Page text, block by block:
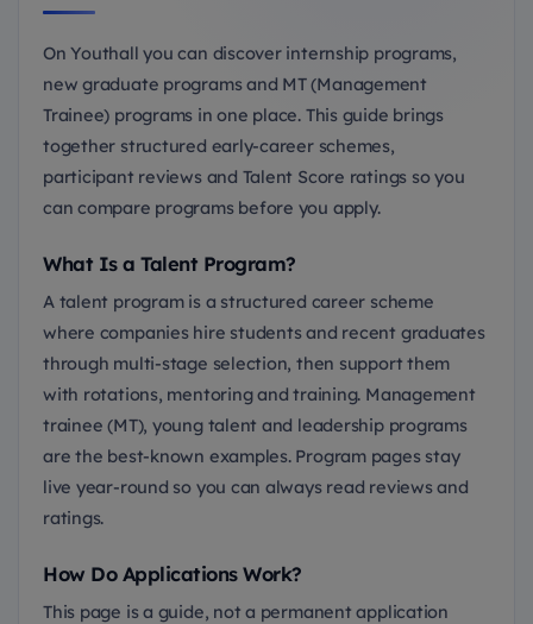
On Youthall you can discover internship programs,
new graduate programs and MT (Management
Trainee) programs in one place. This guide brings
together structured early-career schemes,
participant reviews and Talent Score ratings so you
can compare programs before you apply.
What Is a Talent Program?
A talent program is a structured career scheme
where companies hire students and recent graduates
through multi-stage selection, then support them
with rotations, mentoring and training. Management
trainee (MT), young talent and leadership programs
are the best-known examples. Program pages stay
live year-round so you can always read reviews and
ratings.
How Do Applications Work?
This page is a guide, not a permanent application